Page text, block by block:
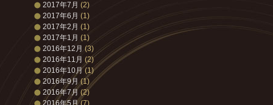
2017年7月 (2)
2017年6月 (1)
2017年2月 (1)
2017年1月 (1)
2016年12月 (3)
2016年11月 (2)
2016年10月(1)
2016年9月 (1)
2016年7月 (2)
2016年5月(7)